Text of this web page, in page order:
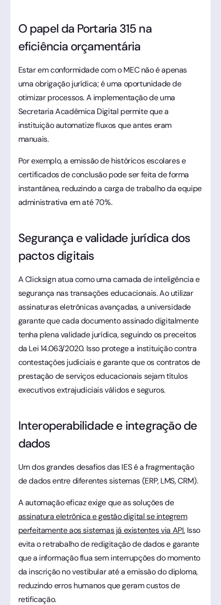
O papel da Portaria 315 na
eficiência orçamentária
Estar em conformidade com o MEC não é apenas
uma obrigação jurídica; é uma oportunidade de
otimizar processos. A implementação de uma
Secretaria Acadêmica Digital permite que a
instituição automatize fluxos que antes eram
manuais.
Por exemplo, a emissão de históricos escolares e
certificados de conclusão pode ser feita de forma
instantânea, reduzindo a carga de trabalho da equipe
administrativa em até 70%.
Segurança e validade jurídica dos
pactos digitais
A Clicksign atua como uma camada de inteligência e
segurança nas transações educacionais. Ao utilizar
assinaturas eletrônicas avançadas, a universidade
garante que cada documento assinado digitalmente
tenha plena validade jurídica, seguindo os preceitos
da Lei 14.063/2020. Isso protege a instituição contra
contestações judiciais e garante que os contratos de
prestação de serviços educacionais sejam títulos
executivos extrajudiciais válidos e seguros.
Interoperabilidade e integração de
dados
Um dos grandes desafios das IES é a fragmentação
de dados entre diferentes sistemas (ERP, LMS, CRM).
A automação eficaz exige que as soluções de
assinatura eletrônica e gestão digital se integrem
perfeitamente aos sistemas já existentes via API.Isso
evita o retrabalho de redigitação de dados e garante
que a informação flua sem interrupções do momento
da inscrição no vestibular até a emissão do diploma,
reduzindo erros humanos que geram custos de
retificação.